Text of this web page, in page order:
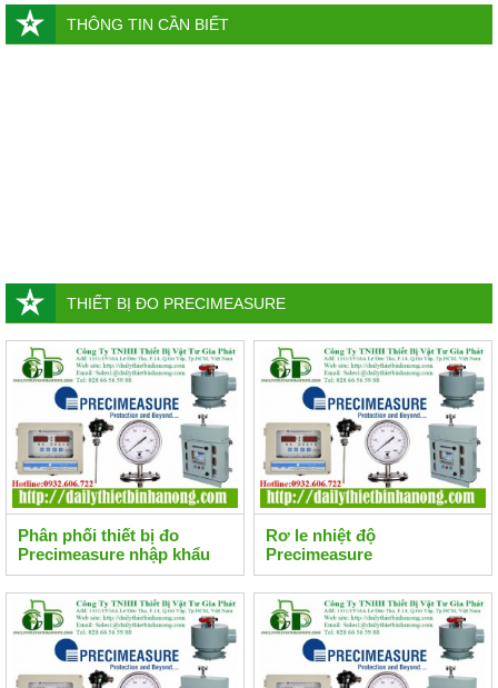
THÔNG TIN CẦN BIẾT
THIẾT BỊ ĐO PRECIMEASURE
Phân phối thiết bị đo
Precimeasure nhập khẩu
Rơ le nhiệt độ
Precimeasure